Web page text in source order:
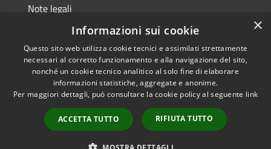
Note legali
Dichiarazione di accessibilità
RSS
Accessibilità
Copyright © 2026 • Comune di
Municipium•
Accesso
redazione
×
Informazioni sui cookie
Questo sito web utilizza cookie tecnici e assimilati strettamente
necessari al corretto funzionamento e alla navigazione del sito,
nonché un cookie tecnico analitico al solo fine di elaborare
informazioni statistiche, aggregate e anonime.
Per maggiori dettagli, può consultare la cookie policy al seguente link
ACCETTA TUTTO RIFIUTA TUTTO